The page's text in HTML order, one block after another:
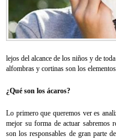
lejos del alcance de los niños y de
alfombras y cortinas son los
¿Qué son los ácaros?
Lo primero que queremos ver es
mejor su forma de actuar sabremos
son los responsables de gran parte